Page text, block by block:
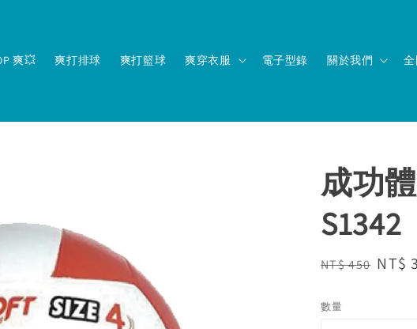
爽💥 爽打排球 爽打籃球 爽穿衣服 電子型錄 關於我們
成功
S1342
Regular
NT$ 450 Sale
NT$
數量